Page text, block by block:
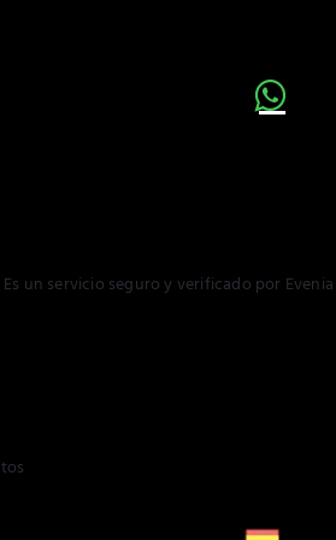
un servicio seguro y verificado por